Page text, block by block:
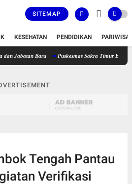
SITEMAP
KESEHATAN PENDIDIKAN
Baru Puskesmas Sakra Timur Belum
Tengah Pantau
Verifikasi